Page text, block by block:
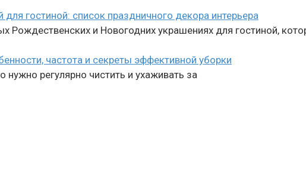
гостиной: список праздничного декора интерьера
и Новогодних украшениях для гостиной,
частота и секреты эффективной уборки
нужно регулярно чистить и ухаживать за